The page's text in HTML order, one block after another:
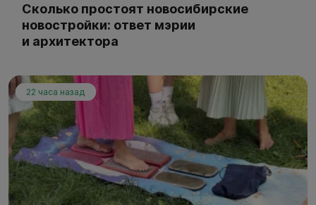
Сколько простоят новосибирские
новостройки: ответ мэрии
и архитектора
22 часа назад